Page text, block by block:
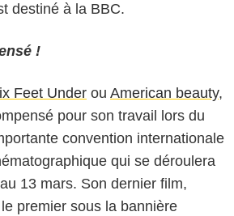
destiné à la BBC.
!
Feet Under ou American beauty,
pour son travail lors du
convention internationale
qui se déroulera
13 mars. Son dernier film,
premier sous la bannière